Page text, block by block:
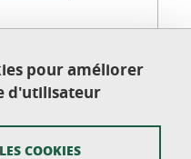
et Sciences
pour améliorer
d'utilisateur
COOKIES